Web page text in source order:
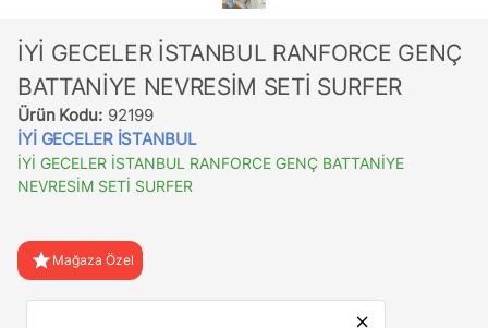
İYİ GECELER İSTANBUL RANFORCE GENÇ
BATTANİYE NEVRESİM SETİ SURFER
Ürün Kodu: 92199
İYİ GECELER İSTANBUL
İYİ GECELER İSTANBUL RANFORCE GENÇ BATTANİYE
NEVRESİM SETİ SURFER
star Mağaza Özel
close